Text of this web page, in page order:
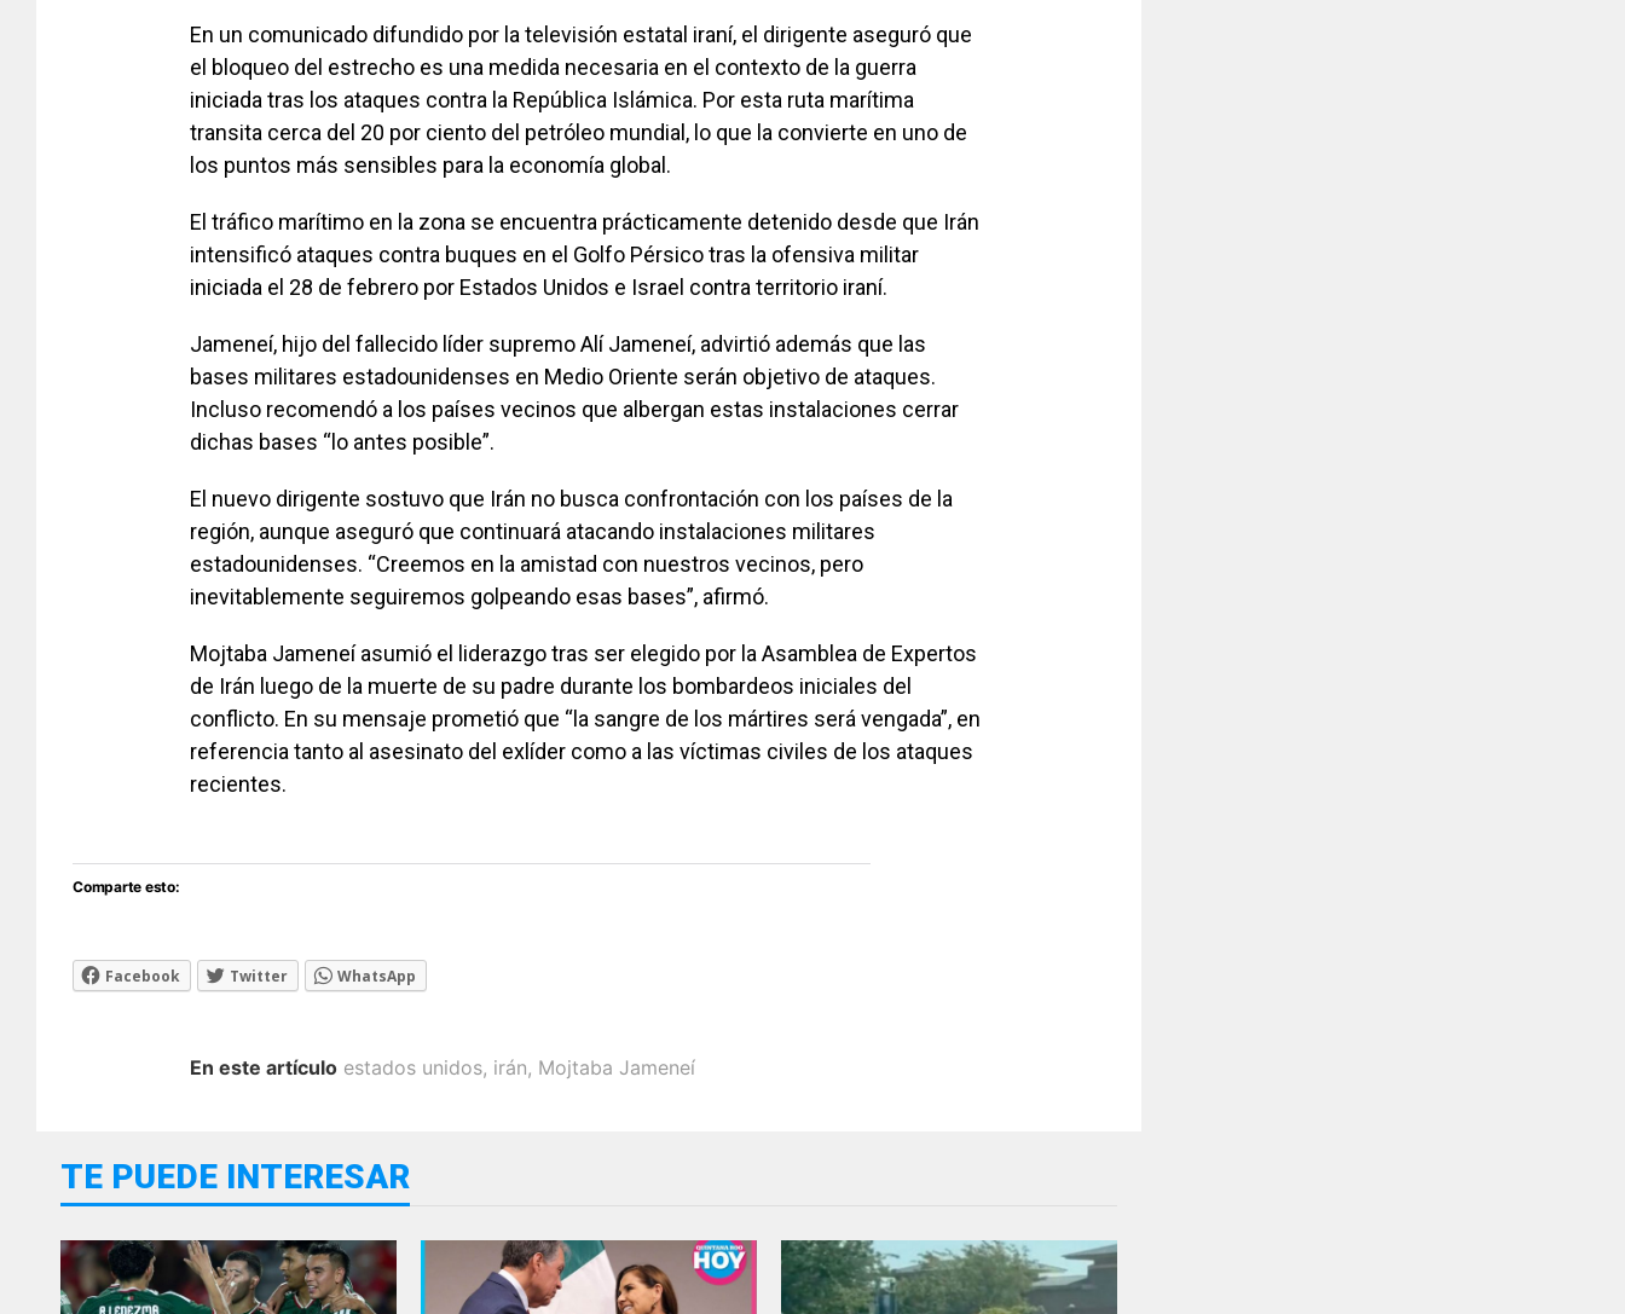
En un comunicado difundido por la televisión estatal iraní, el dirigente aseguró que
el bloqueo del estrecho es una medida necesaria en el contexto de la guerra
iniciada tras los ataques contra la República Islámica. Por esta ruta marítima
transita cerca del 20 por ciento del petróleo mundial, lo que la convierte en uno de
los puntos más sensibles para la economía global.
El tráfico marítimo en la zona se encuentra prácticamente detenido desde que Irán
intensificó ataques contra buques en el Golfo Pérsico tras la ofensiva militar
iniciada el 28 de febrero por Estados Unidos e Israel contra territorio iraní.
Jameneí, hijo del fallecido líder supremo Alí Jameneí, advirtió además que las
bases militares estadounidenses en Medio Oriente serán objetivo de ataques.
Incluso recomendó a los países vecinos que albergan estas instalaciones cerrar
dichas bases “lo antes posible”.
El nuevo dirigente sostuvo que Irán no busca confrontación con los países de la
región, aunque aseguró que continuará atacando instalaciones militares
estadounidenses. “Creemos en la amistad con nuestros vecinos, pero
inevitablemente seguiremos golpeando esas bases”, afirmó.
Mojtaba Jameneí asumió el liderazgo tras ser elegido por la Asamblea de Expertos
de Irán luego de la muerte de su padre durante los bombardeos iniciales del
conflicto. En su mensaje prometió que “la sangre de los mártires será vengada”, en
referencia tanto al asesinato del exlíder como a las víctimas civiles de los ataques
recientes.
Comparte esto:
Facebook Twitter WhatsApp
En este artículo estados unidos, irán, Mojtaba Jameneí
TE PUEDE INTERESAR